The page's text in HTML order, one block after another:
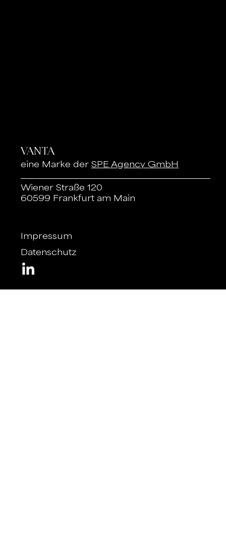
VANTA
eine Marke der SPE Agency GmbH
Wiener Straße 120
60599 Frankfurt am Main
Impressum
Datenschutz